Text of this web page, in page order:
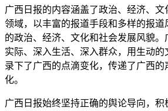
广西日报的内容涵盖了政治、经济、
领域，以丰富的报道手段和多样的报道
的政治、经济、文化和社会发展风貌。
实际、深入生活、深入群众，用生动
录下了广西的点滴变化，传递了广西
化。
广西日报始终坚持正确的舆论导向，积